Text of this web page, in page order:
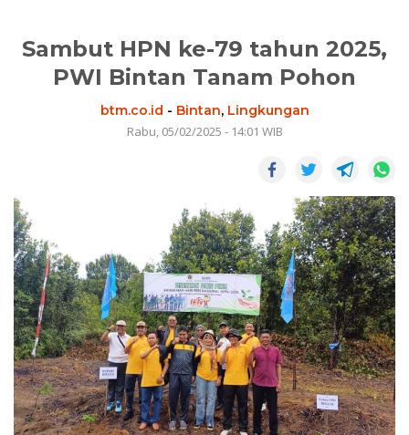
Sambut HPN ke-79 tahun 2025,
PWI Bintan Tanam Pohon
btm.co.id - Bintan, Lingkungan
Rabu, 05/02/2025 - 14:01 WIB